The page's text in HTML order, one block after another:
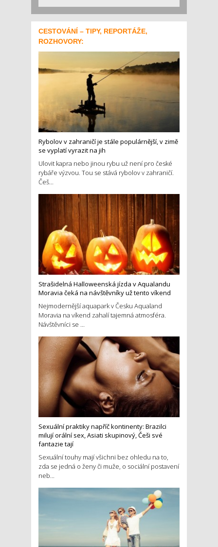
CESTOVÁNÍ – TIPY, REPORTÁŽE,
ROZHOVORY:
Rybolov v zahraničí je stále populárnější, v zimě
se vyplatí vyrazit na jih
Ulovit kapra nebo jinou rybu už není pro české
rybáře výzvou. Tou se stává rybolov v zahraničí.
Češ...
Strašidelná Halloweenská jízda v Aqualandu
Moravia čeká na návštěvníky už tento víkend
Nejmodernější aquapark v Česku Aqualand
Moravia na víkend zahalí tajemná atmosféra.
Návštěvníci se ...
Sexuální praktiky napříč kontinenty: Brazilci
milují orální sex, Asiati skupinový, Češi své
fantazie tají
Sexuální touhy mají všichni bez ohledu na to,
zda se jedná o ženy či muže, o sociální postavení
neb...